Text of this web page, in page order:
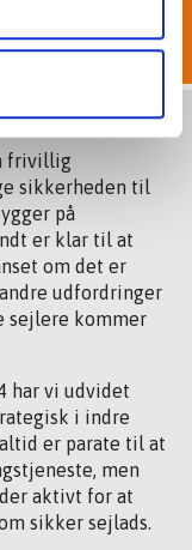
frivillig
sikkerheden til
på
er klar til at
om det er
udfordringer
sejlere kommer
har vi udvidet
i indre
er parate til at
men
aktivt for at
sikker sejlads.